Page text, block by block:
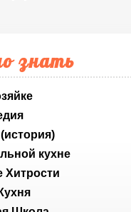
знать
кухне
Хитрости